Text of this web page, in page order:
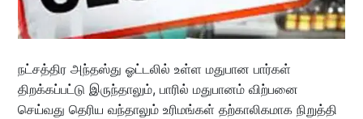
நட்சத்திர அந்தஸ்து ஓட்டலில் உள்ள மதுபான பார்கள்
திறக்கப்பட்டு இருந்தாலும், பாரில் மதுபானம் விற்பனை
செய்வது தெரிய வந்தாலும் உரிமங்கள் தற்காலிகமாக நிறுத்தி